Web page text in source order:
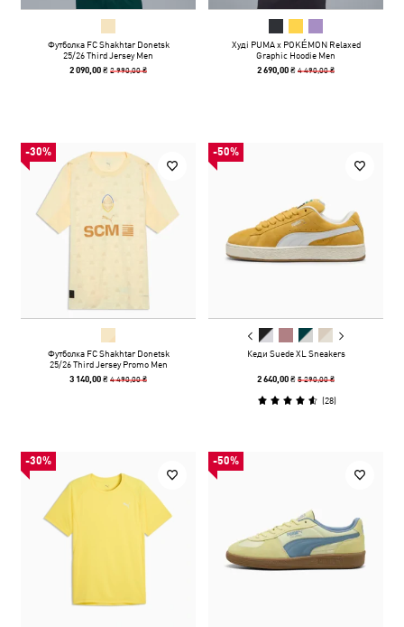
Футболка FC Shakhtar Donetsk
25/26 Third Jersey Men
2 090,00 ₴2 990,00 ₴
Худі PUMA x POKÉMON Relaxed
Graphic Hoodie Men
2 690,00 ₴4 490,00 ₴
-30%
Футболка FC Shakhtar Donetsk
25/26 Third Jersey Promo Men
3 140,00 ₴4 490,00 ₴
-50%
Кеди Suede XL Sneakers
2 640,00 ₴5 290,00 ₴
(28)
-30% -50%